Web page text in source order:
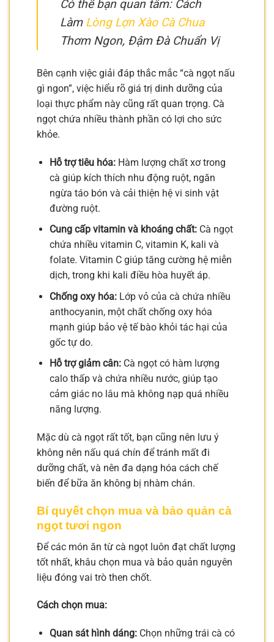
Có thể bạn quan tâm: Cách
Làm Lòng Lợn Xào Cà Chua
Thơm Ngon, Đậm Đà Chuẩn Vị
Bên cạnh việc giải đáp thắc mắc “cà ngọt nấu
gì ngon”, việc hiểu rõ giá trị dinh dưỡng của
loại thực phẩm này cũng rất quan trọng. Cà
ngọt chứa nhiều thành phần có lợi cho sức
khỏe.
Hỗ trợ tiêu hóa:Hàm lượng chất xơ trong
cà giúp kích thích nhu động ruột, ngăn
ngừa táo bón và cải thiện hệ vi sinh vật
đường ruột.
Cung cấp vitamin và khoáng chất:Cà ngọt
chứa nhiều vitamin C, vitamin K, kali và
folate. Vitamin C giúp tăng cường hệ miễn
dịch, trong khi kali điều hòa huyết áp.
Chống oxy hóa:Lớp vỏ của cà chứa nhiều
anthocyanin, một chất chống oxy hóa
mạnh giúp bảo vệ tế bào khỏi tác hại của
gốc tự do.
Hỗ trợ giảm cân:Cà ngọt có hàm lượng
calo thấp và chứa nhiều nước, giúp tạo
cảm giác no lâu mà không nạp quá nhiều
năng lượng.
Mặc dù cà ngọt rất tốt, bạn cũng nên lưu ý
không nên nấu quá chín để tránh mất đi
dưỡng chất, và nên đa dạng hóa cách chế
biến để bữa ăn không bị nhàm chán.
Bí quyết chọn mua và bảo quản cà
ngọt tươi ngon
Để các món ăn từ cà ngọt luôn đạt chất lượng
tốt nhất, khâu chọn mua và bảo quản nguyên
liệu đóng vai trò then chốt.
Cách chọn mua:
Quan sát hình dáng:Chọn những trái cà có